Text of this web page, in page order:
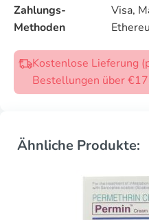
Zahlungs-
Methoden
Visa,
Kostenlose Lieferung
Bestellungen über
Ähnliche Produkte: